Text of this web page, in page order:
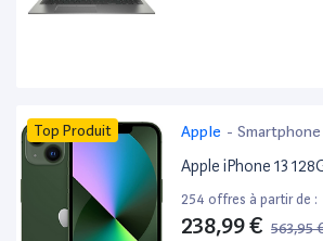
Top Produit Apple - Smartphone
Apple iPhone 13
254 offres à partir de :
238,99 € 563,95